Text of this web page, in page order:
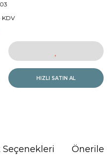
KDV
HIZLI SATIN AL
Seçenekleri